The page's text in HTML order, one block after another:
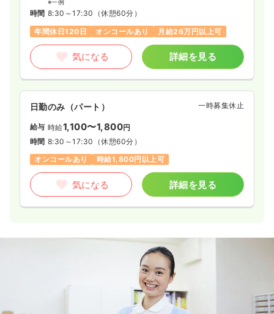
※一例
時間 8:30～17:30 （休憩60分）
年間休日120日
オンコールあり 月給26万円以上可
気になる 詳細を見る
日勤のみ（パート） 一時募集休止
給与 時給1,100〜1,800円
時間 8:30～17:30 （休憩60分）
オンコールあり
時給1,800円以上可
気になる 詳細を見る